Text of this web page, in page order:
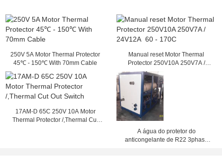
250V 5A Motor Thermal Protector
45℃ - 150℃ With 70mm Cable
Manual reset Motor Thermal
Protector 250V10A 250V7A /
17AM-D 65C 250V 10A Motor
Thermal Protector /,Thermal Cut
A água do protetor do
anticongelante de R22 3phase